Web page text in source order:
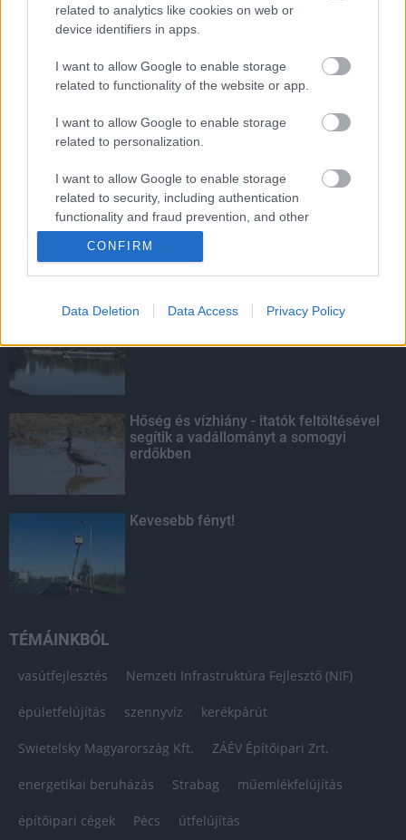
related to analytics like cookies on web or
device identifiers in apps.
I want to allow Google to enable storage
related to functionality of the website or app.
I want to allow Google to enable storage
related to personalization.
I want to allow Google to enable storage
related to security, including authentication
functionality and fraud prevention, and other
user protection.
CONFIRM
Data Deletion Data Access Privacy Policy
MotoGP - Ismét hazánk látja vendégül a
világbajnoki mezőnyt
örvend a Senior Program
Megérkezett az eső a Duna
Hőség és vízhiány - itatók feltöltésével
segítik a vadállományt a somogyi
erdőkben
Kevesebb fényt!
TÉMÁINKBÓL
vasútfejlesztés Nemzeti Infrastruktúra Fejlesztő (NIF)
épületfelújítás szennyvíz kerékpárút
Swietelsky Magyarország Kft. ZÁÉV Építőipari Zrt.
energetikai beruházás Strabag műemlékfelújítás
építőipari cégek Pécs útfelújítás